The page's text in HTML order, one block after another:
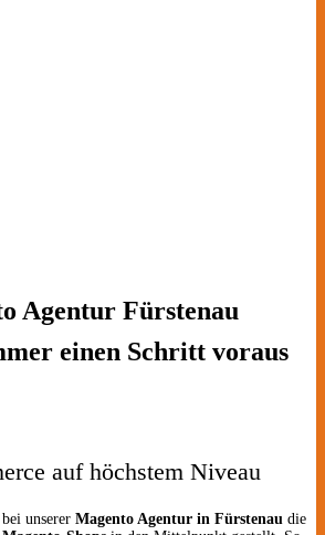
Agentur Fürstenau
einen Schritt voraus
auf höchstem Niveau
unserer Magento Agentur in Fürstenau die